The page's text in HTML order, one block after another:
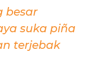
besar
suka piña
terjebak